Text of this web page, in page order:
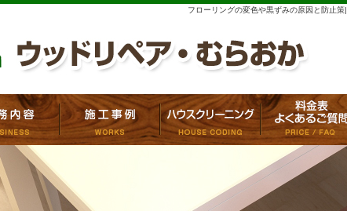
フローリングの変色や黒ずみの原因と防止